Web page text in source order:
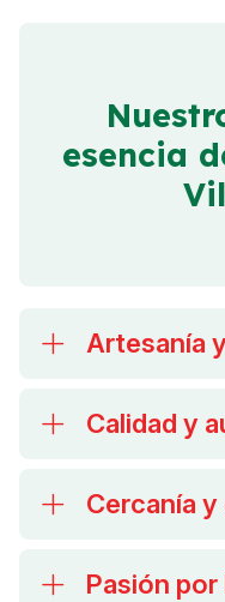
esencia
Artesanía
Calidad y
Cercanía
Pasión